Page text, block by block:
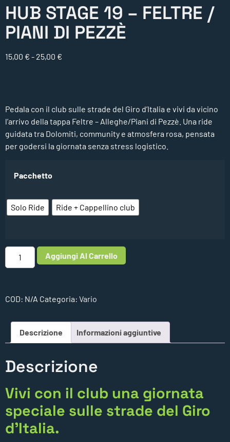
HUB STAGE 19 – FELTRE /
PIANI DI PEZZÈ
15,00 € - 25,00 €
Pedala con il club sulle strade del Giro d’Italia e vivi da vicino
l’arrivo della tappa Feltre – Alleghe/Piani di Pezzè. Una ride
guidata tra Dolomiti, community e atmosfera rosa, pensata
per godersi la giornata senza stress logistico.
Pacchetto
Solo Ride Ride + Cappellino club
Aggiungi Al Carrello
COD: N/A Categoria: Vario
Descrizione Informazioni aggiuntive
Descrizione
Vivi con il club una giornata
speciale sulle strade del Giro
d’Italia.